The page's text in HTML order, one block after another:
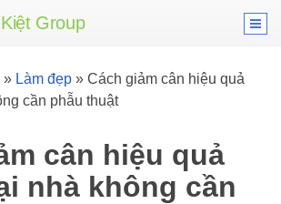
Group
» Làm đẹp » Cách giảm cân hiệu quả
cần phẫu thuật
cân hiệu quả
nhà không cần